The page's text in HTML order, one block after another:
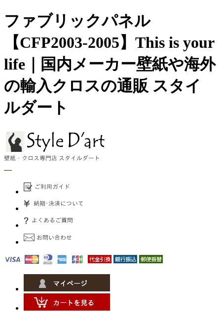
ファブリックパネル
【CFP2003-2005】This is your
life｜国内メーカー壁紙や海外
の輸入クロスの通販 スタイ
ルダート